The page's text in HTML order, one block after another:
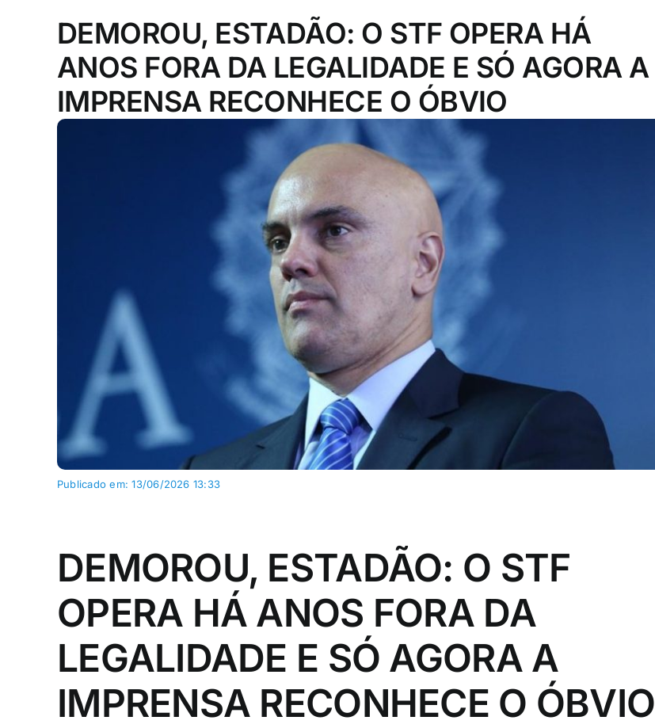
DEMOROU, ESTADÃO: O STF OPERA HÁ
ANOS FORA DA LEGALIDADE E SÓ AGORA A
IMPRENSA RECONHECE O ÓBVIO
Publicado em: 13/06/2026 13:33
DEMOROU, ESTADÃO: O STF
OPERA HÁ ANOS FORA DA
LEGALIDADE E SÓ AGORA A
IMPRENSA RECONHECE O ÓBVIO